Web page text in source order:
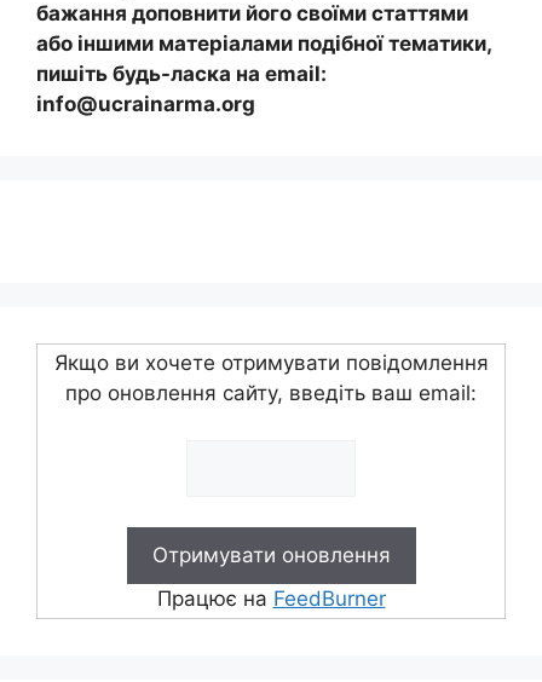
бажання доповнити його своїми статтями
або іншими матеріалами подібної тематики,
пишіть будь-ласка на email:
info@ucrainarma.org
Якщо ви хочете отримувати повідомлення
про оновлення сайту, введіть ваш email:
Працює на FeedBurner